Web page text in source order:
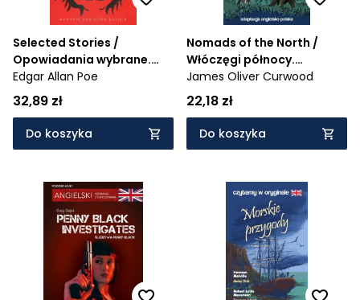
Selected Stories /
Opowiadania wybrane.
Literatura w oryginale
Edgar Allan Poe
32,89 zł
Do koszyka
Nomads of the North /
Włóczęgi północy.
Czytamy w oryginale
James Oliver Curwood
22,18 zł
Do koszyka